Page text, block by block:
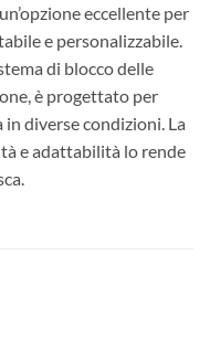
eccellente per
e personalizzabile.
di blocco delle
è progettato per
in diverse condizioni. La
e adattabilità lo rende